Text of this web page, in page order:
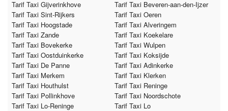
Tarif Taxi Gijverinkhove
Tarif Taxi Beveren-aan-den-Ijzer
Tarif Taxi Sint-Rijkers
Tarif Taxi Oeren
Tarif Taxi Hoogstade
Tarif Taxi Alveringem
Tarif Taxi Zande
Tarif Taxi Koekelare
Tarif Taxi Bovekerke
Tarif Taxi Wulpen
Tarif Taxi Oostduinkerke
Tarif Taxi Koksijde
Tarif Taxi De Panne
Tarif Taxi Adinkerke
Tarif Taxi Merkem
Tarif Taxi Klerken
Tarif Taxi Houthulst
Tarif Taxi Reninge
Tarif Taxi Pollinkhove
Tarif Taxi Noordschote
Tarif Taxi Lo-Reninge
Tarif Taxi Lo